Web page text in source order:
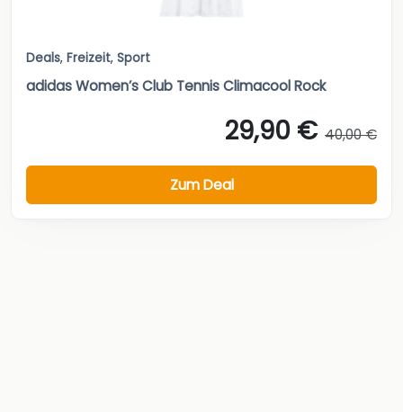
Deals, Freizeit, Sport
adidas Women’s Club Tennis Climacool Rock
29,90 € 40,00 €
Zum Deal